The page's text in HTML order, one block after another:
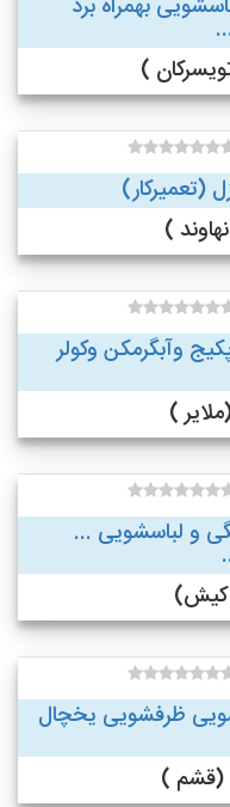
بهمراه برد
(تعمیرکار)
وآبگرمکن وکولر
و لباسشویی ...
ظرفشویی یخچال